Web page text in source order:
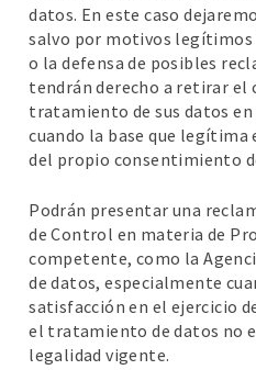
datos. En este caso
salvo por motivos legítimos
o la defensa de posibles
tendrán derecho a retirar
tratamiento de sus datos
cuando la base que
del propio consentimiento
Podrán presentar una
de Control en materia de
competente, como la
de datos, especialmente
satisfacción en el ejercicio
el tratamiento de datos no
legalidad vigente.